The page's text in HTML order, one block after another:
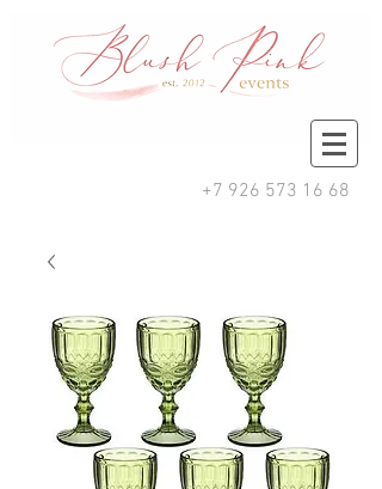
+7 926 573 16 68